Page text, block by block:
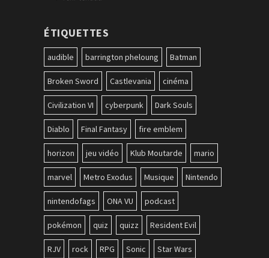
ÉTIQUETTES
audible barrington pheloung Batman
Broken Sword Castlevania cinéma
Civilization VI cyberpunk Dark Souls
Diablo Final Fantasy fire emblem
horizon jeu vidéo Klub Moutarde mario
marvel Metro Exodus Musique Nintendo
nintendofags ONA VU podcast
pokémon quiz quizz Resident Evil
RJV rock RPG Sonic Star Wars